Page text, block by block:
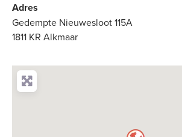
Adres
Gedempte Nieuwesloot 115A
1811 KR Alkmaar